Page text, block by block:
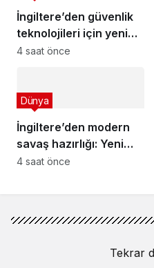
İngiltere’den güvenlik
teknolojileri için yeni
fon: 350 bin sterlin
4 saat önce
İngiltere’den modern
savaş hazırlığı: Yeni
siper ağları kuruldu!
Dünya
4 saat önce
Tekrar